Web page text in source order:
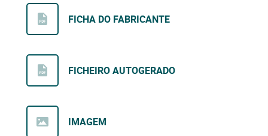
FICHA DO FABRICANTE
FICHEIRO AUTOGERADO
IMAGEM